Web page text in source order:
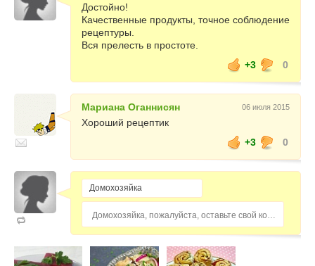
Достойно!
Качественные продукты, точное соблюдение
рецептуры.
Вся прелесть в простоте.
+3
0
Мариана Оганнисян 06 июля 2015
Хороший рецептик
+3
0